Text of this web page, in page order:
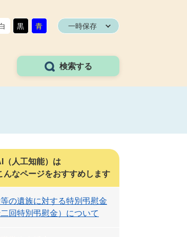
黒 青 一時保存
検索する
（人工知能）は
んなページをおすすめします
の遺族に対する特別弔慰金
二回特別弔慰金）について